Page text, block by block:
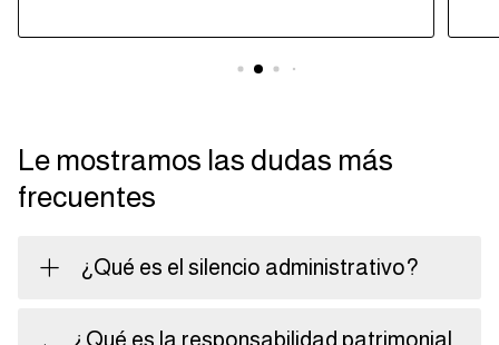
Le mostramos las dudas más
frecuentes
¿Qué es el silencio administrativo?
¿Qué es la responsabilidad patrimonial